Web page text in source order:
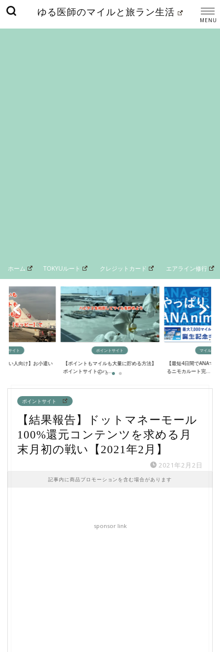
ゆる医師のマイルと旅ラン生活
ホーム TOKYUルート クレジットカード エアライン修行
トサイト
しい人向け】お小遣い
ポイントサイト
【ポイントもマイルも大量に貯める方法】
ポイントサイトのハ...
マイルの
【最短4日間でANAマ
るニモカルート完...
ポイントサイト
【結果報告】ドットマネーモール
100%還元コンテンツを求める月
末月初の戦い【2021年2月】
2021年2月2日
記事内に商品プロモーションを含む場合があります
sponsor link